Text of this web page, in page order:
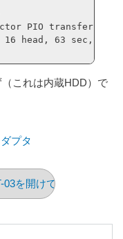
PIO transfers,
16 head, 63 sec, 512
これは内蔵HDD）で
プタ
03を開けてみる